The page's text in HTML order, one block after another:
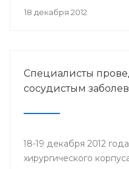
сосудистых центров и
медицинской помощи
18 декабря 2012
Специалисты
сосудистым
18-19 декабря 2012
хирургического